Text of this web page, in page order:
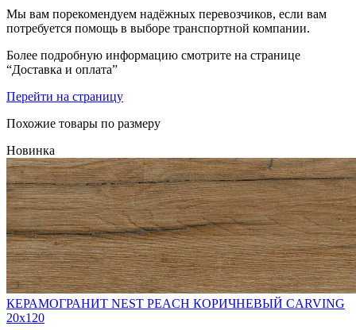
Мы вам порекомендуем надёжных перевозчиков, если вам
потребуется помощь в выборе транспортной компании.
Более подробную информацию смотрите на странице
“Доставка и оплата”
Перейти на страницу
Похожие товары по размеру
Новинка
КЕРАМОГРАНИТ NEST PEACH КОРИЧНЕВЫЙ CARVING
20x120